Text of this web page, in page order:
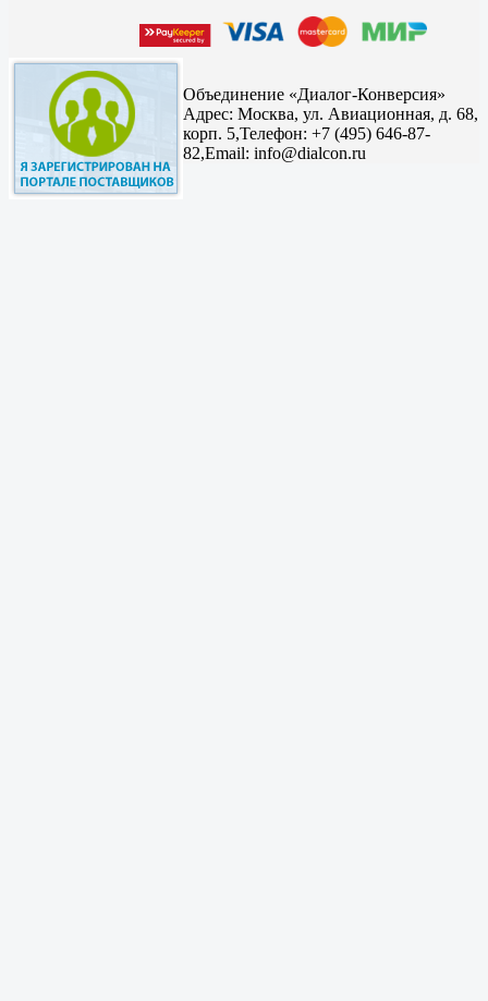
Объединение «Диалог-Конверсия»
Адрес: Москва, ул. Авиационная, д. 68,
корп. 5,Телефон: +7 (495) 646-87-
82,Email: info@dialcon.ru